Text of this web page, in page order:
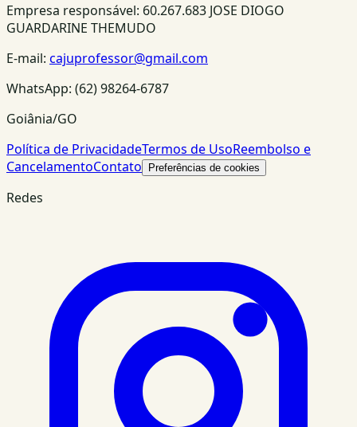
Empresa responsável: 60.267.683 JOSE DIOGO
GUARDARINE THEMUDO
E-mail: cajuprofessor@gmail.com
WhatsApp: (62) 98264-6787
Goiânia/GO
Política de PrivacidadeTermos de UsoReembolso e
CancelamentoContato Preferências de cookies
Redes